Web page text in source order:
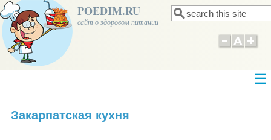
POEDIM.RU
сайт о здоровом питании Форма поиска
Поиск
Закарпатская кухня